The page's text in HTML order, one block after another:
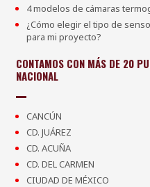
4 modelos de cámaras
¿Cómo elegir el tipo de
para mi proyecto?
CONTAMOS CON MÁS DE 20
NACIONAL
CANCÚN
CD. JUÁREZ
CD. ACUÑA
CD. DEL CARMEN
CIUDAD DE MÉXICO